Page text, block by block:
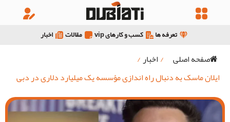
تعرفه ها کسب و کارهای vip مقالات اخبار
صفحه اصلی /اخبار/
ایلان ماسک به دنبال راه اندازی مؤسسه یک میلیارد دلاری در دبی